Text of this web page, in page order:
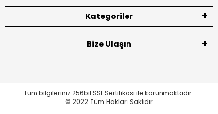
Kategoriler
Bize Ulaşın
Tüm bilgileriniz 256bit SSL Sertifikası ile korunmaktadır.
© 2022 Tüm Hakları Saklıdır